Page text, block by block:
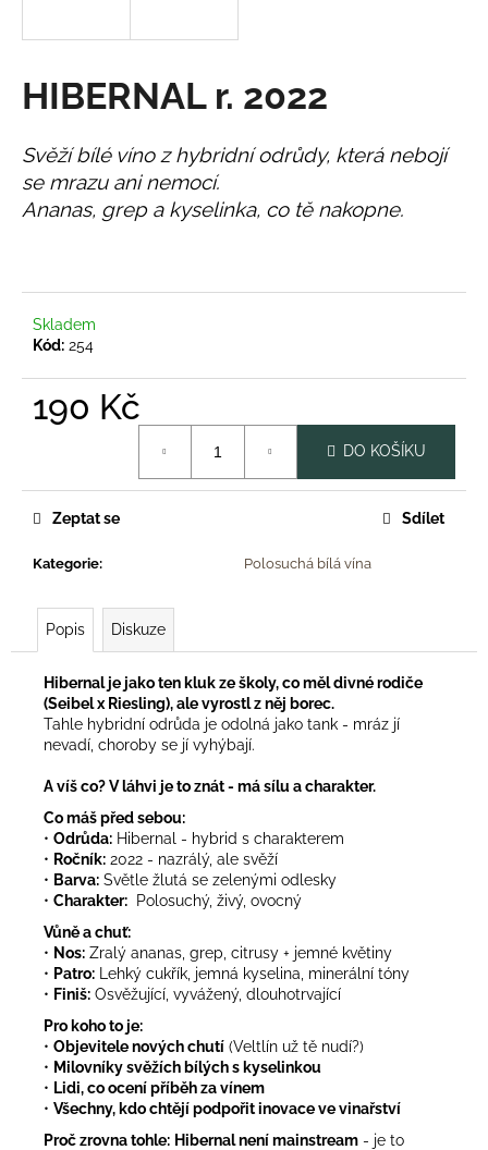
HIBERNAL r. 2022
Svěží bílé víno z hybridní odrůdy, která nebojí
se mrazu ani nemocí.
Ananas, grep a kyselinka, co tě nakopne.
Skladem
Kód: 254
190 Kč
DO KOŠÍKU
Kategorie: Polosuchá bílá vína
Zeptat se Sdílet
Popis Diskuze
Hibernal je jako ten kluk ze školy, co měl divné rodiče
(Seibel x Riesling), ale vyrostl z něj borec.
Tahle hybridní odrůda je odolná jako tank - mráz jí
nevadí, choroby se jí vyhýbají.
A víš co? V láhvi je to znát - má sílu a charakter.
Co máš před sebou:
• Odrůda: Hibernal - hybrid s charakterem
• Ročník: 2022 - nazrálý, ale svěží
• Barva: Světle žlutá se zelenými odlesky
• Charakter: Polosuchý, živý, ovocný
Vůně a chuť:
• Nos: Zralý ananas, grep, citrusy + jemné květiny
• Patro: Lehký cukřík, jemná kyselina, minerální tóny
• Finiš: Osvěžující, vyvážený, dlouhotrvající
Pro koho to je:
• Objevitele nových chutí (Veltlín už tě nudí?)
• Milovníky svěžích bílých s kyselinkou
• Lidi, co ocení příběh za vínem
• Všechny, kdo chtějí podpořit inovace ve vinařství
Proč zrovna tohle: Hibernal není mainstream - je to
í
t
?
D
o
p
č
u
e
HUSÍ
PAŠTIKA
262G
119